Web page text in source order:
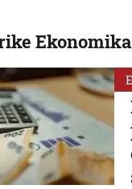
Ekonomika